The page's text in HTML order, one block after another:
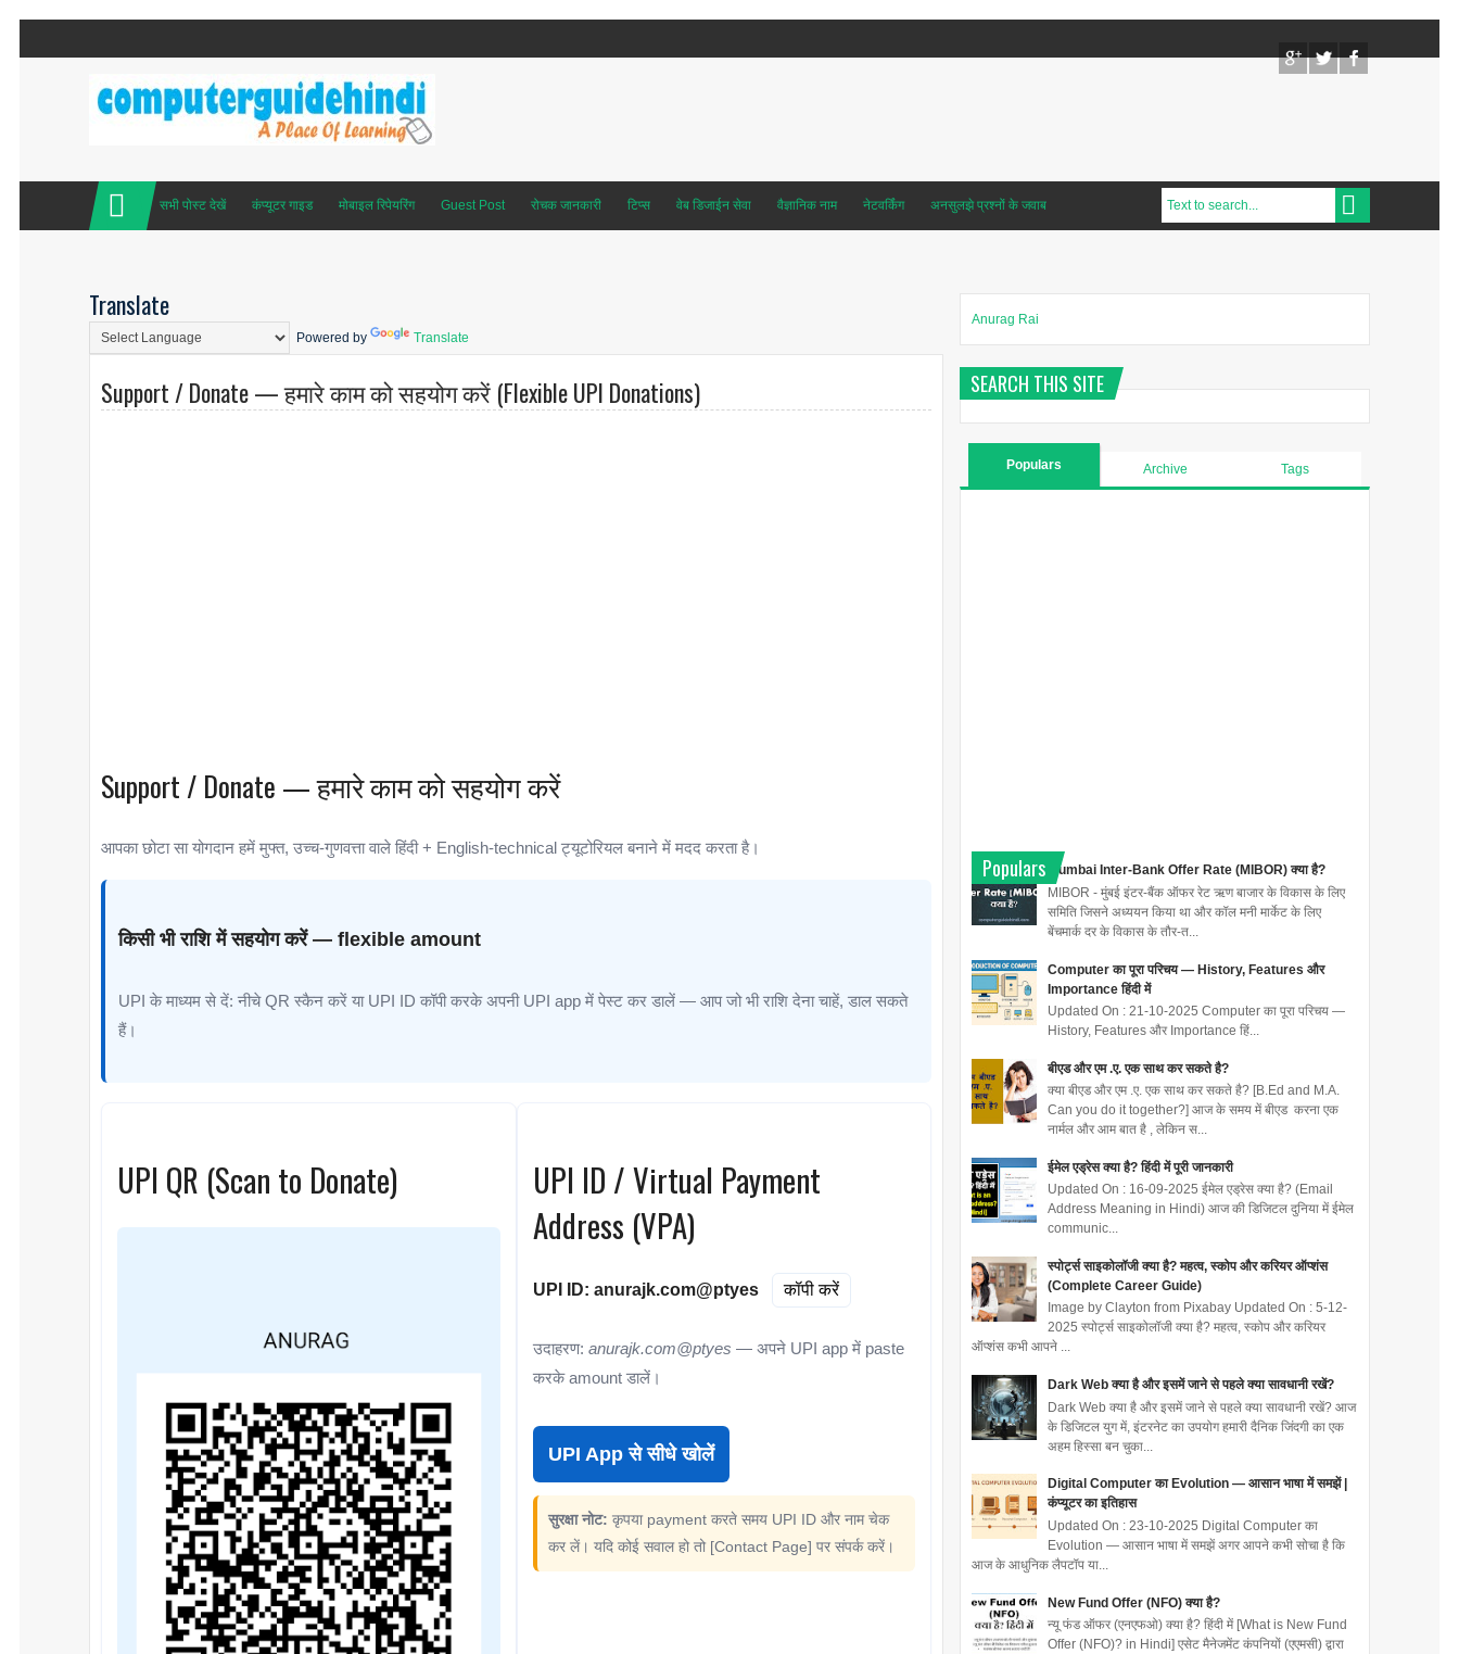
सभी पोस्ट देखें कंप्यूटर गाइड मोबाइल रिपेयरिंग Guest Post रोचक जानकारी टिप्स वेब डिजाईन सेवा वैज्ञानिक नाम नेटवर्किंग अनसुलझे प्रश्नों के जवाब
Translate
Powered by Translate
Support / Donate — हमारे काम को सहयोग करें (Flexible UPI Donations)
Support / Donate — हमारे काम को सहयोग करें
आपका छोटा सा योगदान हमें मुफ्त, उच्च-गुणवत्ता वाले हिंदी + English-technical ट्यूटोरियल बनाने में मदद करता है।
किसी भी राशि में सहयोग करें — flexible amount
UPI के माध्यम से दें: नीचे QR स्कैन करें या UPI ID कॉपी करके अपनी UPI app में पेस्ट कर डालें — आप जो भी राशि देना चाहें, डाल सकते
हैं।
UPI QR (Scan to Donate)
UPI ID / Virtual Payment
Address (VPA)
UPI ID: anurajk.com@ptyes कॉपी करें
उदाहरण: anurajk.com@ptyes — अपने UPI app में paste
करके amount डालें।
UPI App से सीधे खोलें
सुरक्षा नोट: कृपया payment करते समय UPI ID और नाम चेक
कर लें। यदि कोई सवाल हो तो [Contact Page] पर संपर्क करें।
Anurag Rai
SEARCH THIS SITE
Populars Archive Tags
Populars
Mumbai Inter-Bank Offer Rate (MIBOR) क्या है?
MIBOR - मुंबई इंटर-बैंक ऑफर रेट ऋण बाजार के विकास के लिए
समिति जिसने अध्ययन किया था और कॉल मनी मार्केट के लिए
बेंचमार्क दर के विकास के तौर-त...
Computer का पूरा परिचय — History, Features और
Importance हिंदी में
Updated On : 21-10-2025 Computer का पूरा परिचय —
History, Features और Importance हिं...
बीएड और एम .ए. एक साथ कर सकते है?
क्या बीएड और एम .ए. एक साथ कर सकते है? [B.Ed and M.A.
Can you do it together?] आज के समय में बीएड करना एक
नार्मल और आम बात है , लेकिन स...
ईमेल एड्रेस क्या है? हिंदी में पूरी जानकारी
Updated On : 16-09-2025 ईमेल एड्रेस क्या है? (Email
Address Meaning in Hindi) आज की डिजिटल दुनिया में ईमेल
communic...
स्पोर्ट्स साइकोलॉजी क्या है? महत्व, स्कोप और करियर ऑप्शंस
(Complete Career Guide)
Image by Clayton from Pixabay Updated On : 5-12-
2025 स्पोर्ट्स साइकोलॉजी क्या है? महत्व, स्कोप और करियर
ऑप्शंस कभी आपने ...
Dark Web क्या है और इसमें जाने से पहले क्या सावधानी रखें?
Dark Web क्या है और इसमें जाने से पहले क्या सावधानी रखें? आज
के डिजिटल युग में, इंटरनेट का उपयोग हमारी दैनिक जिंदगी का एक
अहम हिस्सा बन चुका...
Digital Computer का Evolution — आसान भाषा में समझें |
कंप्यूटर का इतिहास
Updated On : 23-10-2025 Digital Computer का
Evolution — आसान भाषा में समझें अगर आपने कभी सोचा है कि
आज के आधुनिक लैपटॉप या...
New Fund Offer (NFO) क्या है?
न्यू फंड ऑफर (एनएफओ) क्या है? हिंदी में [What is New Fund
Offer (NFO)? in Hindi] एसेट मैनेजमेंट कंपनियों (एएमसी) द्वारा